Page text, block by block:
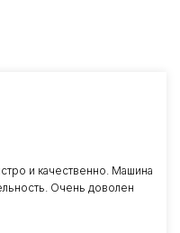
и качественно. Машина
Очень доволен